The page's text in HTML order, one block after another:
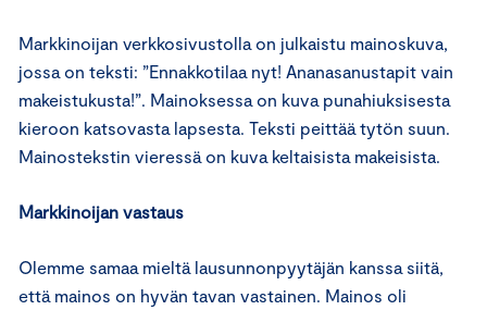
Markkinoijan verkkosivustolla on julkaistu mainoskuva,
jossa on teksti: ”Ennakkotilaa nyt! Ananasanustapit vain
makeistukusta!”. Mainoksessa on kuva punahiuksisesta
kieroon katsovasta lapsesta. Teksti peittää tytön suun.
Mainostekstin vieressä on kuva keltaisista makeisista.
Markkinoijan vastaus
Olemme samaa mieltä lausunnonpyytäjän kanssa siitä,
että mainos on hyvän tavan vastainen. Mainos oli